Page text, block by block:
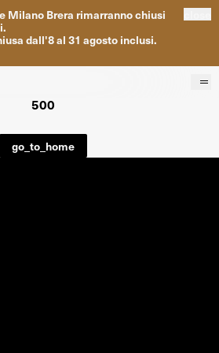
Milano Brera rimarrannochiusi
.
dall'8al 31 agosto inclusi.
500
go_to_home